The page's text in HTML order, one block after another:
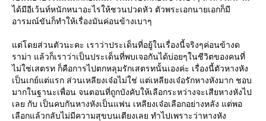
ได้มีอีเว้นท์หนักหนาอะไรให้ชวนปวดหัว ตัวพระเอกนายเอกก็มี
อารมณ์ขันก็ทำให้เรื่องมันค่อนข้างเบาๆ
ต่โดยส่วนตัวนะคะ เราว่าประเด็นที่อยู้ในเรื่องนี้จริงๆค่อนข้างด
ราม่า แล้วก็เราว่าเป็นประเด็นที่พบเจอกันได้บ่อยๆในชีวิตของคนที่
ไม่ใช่เสตรท ก็คือการไปตกหลุมรักเสตรทนั้นเองค่ะ เรื่องนี้ตัวหางหัง
เป็นเกย์แต่แรก ส่วนเหลียงเจ๋อไม่ใช่ แต่เหลียงเจ๋อรักหางหังมาก ชอบ
มากในฐานะเพื่อน จนตอนที่ถูกบังคับให้เลือกระหว่างจะเสียหางหังไป
เลย กับ เป็นคบกันหางหังเป็นแฟน เหลียงเจ๋อเลือกอย่างหลัง แต่พอ
เลือกแล้วกลับไม่มีความสุขบนเตียงเลย ทำไปเพราะว่าหางหัง